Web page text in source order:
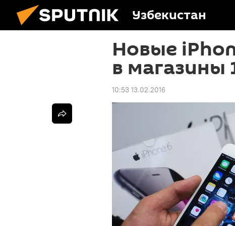
Узбекистан
Новые
в магазины
10:53 13.02.2016